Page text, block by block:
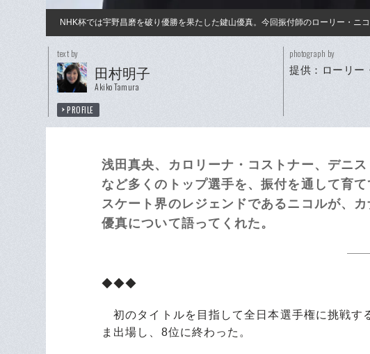
NHK杯では宇野昌磨を破り優勝を果たした鍵山優真。今回振付師のローリー・ニ
text by
田村明子
Akiko Tamura
PROFILE
photograph by
提供：ローリー
浅田真央、カロリーナ・コストナー、デニ
など多くのトップ選手を、振付を通して育
スケート界のレジェンドであるニコルが、
優真について語ってくれた。
◆◆◆
初のタイトルを目指して全日本選手権に挑戦す
ま出場し、8位に終わった。